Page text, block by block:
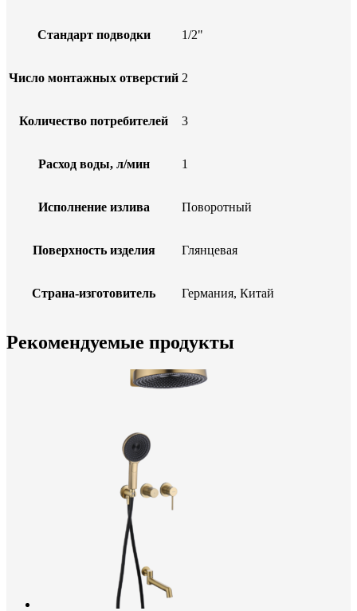
Стандарт подводки 1/2"
Число монтажных отверстий 2
Количество потребителей 3
Расход воды, л/мин 1
Исполнение излива Поворотный
Поверхность изделия Глянцевая
Страна-изготовитель Германия, Китай
Рекомендуемые продукты